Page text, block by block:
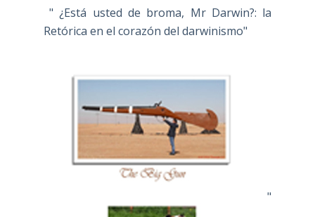
" ¿Está usted de broma, Mr Darwin?: la
Retórica en el corazón del darwinismo"
"